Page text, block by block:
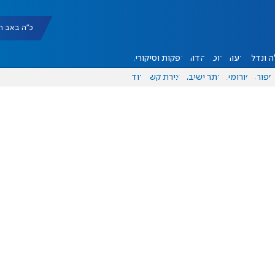
כ"ה באב תשפ"ו
ונדל"ן דעות אוכל יהדות הפקות וסיקורים
ספורט פורומים אתר ישיבה יצירת קשר עוד